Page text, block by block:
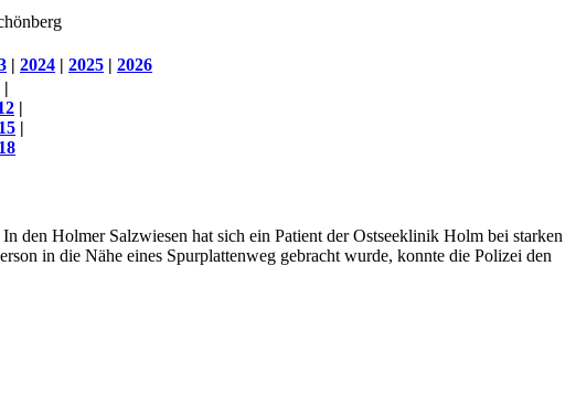
| 2024 | 2025 | 2026
|
|
|
den Holmer Salzwiesen hat sich ein Patient der Ostseeklinik Holm bei starken
in die Nähe eines Spurplattenweg gebracht wurde, konnte die Polizei den